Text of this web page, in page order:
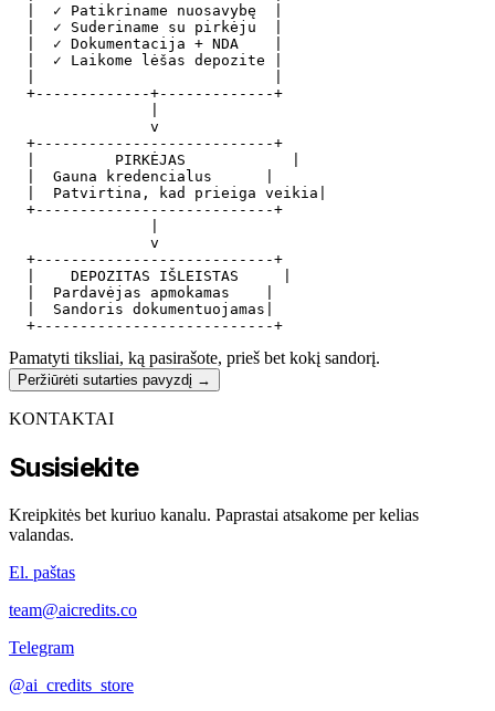
  |  ✓ Patikriname nuosavybę  |
  |  ✓ Suderiname su pirkėju  |
  |  ✓ Dokumentacija + NDA    |
  |  ✓ Laikome lėšas depozite |
  +-------------+-------------+
                v
  +---------------------------+
  |         PIRKĖJAS            |
  |  Gauna kredencialus      |
  |  Patvirtina, kad prieiga veikia|
  +---------------------------+
                v
  +---------------------------+
  |    DEPOZITAS IŠLEISTAS     |
  |  Pardavėjas apmokamas    |
  |  Sandoris dokumentuojamas|
Pamatyti tiksliai, ką pasirašote, prieš bet kokį sandorį.
Peržiūrėti sutarties pavyzdį →
KONTAKTAI
Susisiekite
Kreipkitės bet kuriuo kanalu. Paprastai atsakome per kelias
valandas.
El. paštas
team@aicredits.co
Telegram
@ai_credits_store